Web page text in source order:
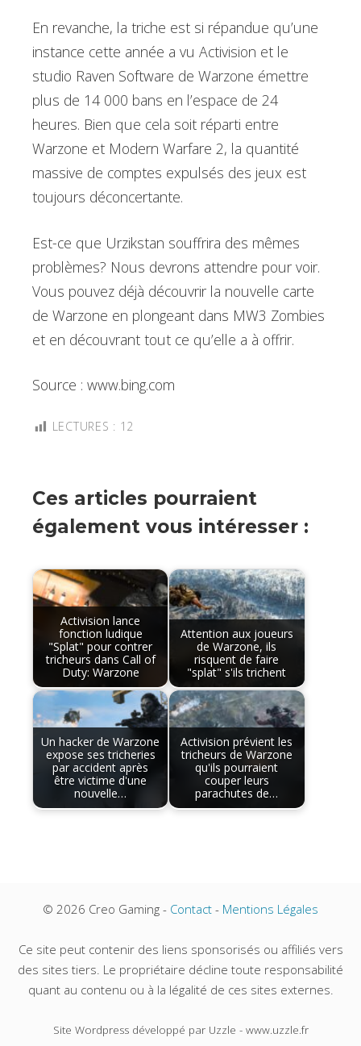
En revanche, la triche est si répandue qu’une
instance cette année a vu Activision et le
studio Raven Software de Warzone émettre
plus de 14 000 bans en l’espace de 24
heures. Bien que cela soit réparti entre
Warzone et Modern Warfare 2, la quantité
massive de comptes expulsés des jeux est
toujours déconcertante.
Est-ce que Urzikstan souffrira des mêmes
problèmes? Nous devrons attendre pour voir.
Vous pouvez déjà découvrir la nouvelle carte
de Warzone en plongeant dans MW3 Zombies
et en découvrant tout ce qu’elle a à offrir.
Source : www.bing.com
LECTURES : 12
Ces articles pourraient
également vous intéresser :
Activision lance
fonction ludique
"Splat" pour contrer
tricheurs dans Call of
Duty: Warzone
Attention aux joueurs
de Warzone, ils
risquent de faire
"splat" s'ils trichent
Un hacker de Warzone
expose ses tricheries
par accident après
être victime d'une
nouvelle…
Activision prévient les
tricheurs de Warzone
qu'ils pourraient
couper leurs
parachutes de…
© 2026 Creo Gaming - Contact - Mentions Légales
Ce site peut contenir des liens sponsorisés ou affiliés vers
des sites tiers. Le propriétaire décline toute responsabilité
quant au contenu ou à la légalité de ces sites externes.
Site Wordpress développé par Uzzle - www.uzzle.fr